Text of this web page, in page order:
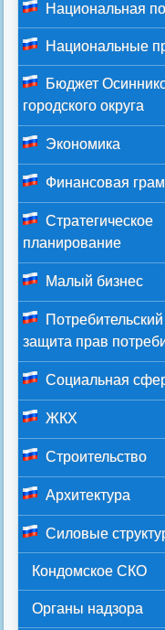
Национальная
Национальные
Бюджет
городского округа
Экономика
Финансовая
Стратегическое
планирование
Малый бизнес
защита прав
Социальная
ЖКХ
Строительство
Архитектура
Силовые
Кондомское СКО
Органы надзора